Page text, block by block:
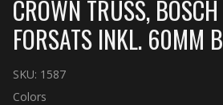
CROWN TRUSS,
FORSATS INKL. 60MM
SKU: 1587
Colors